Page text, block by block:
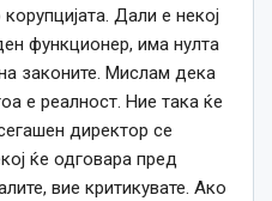
Дали е некој
функционер, има нулта
законите. Мислам дека
е реалност. Ние така ќе
директор се
ќе одговара пред
вие критикувате. Ако